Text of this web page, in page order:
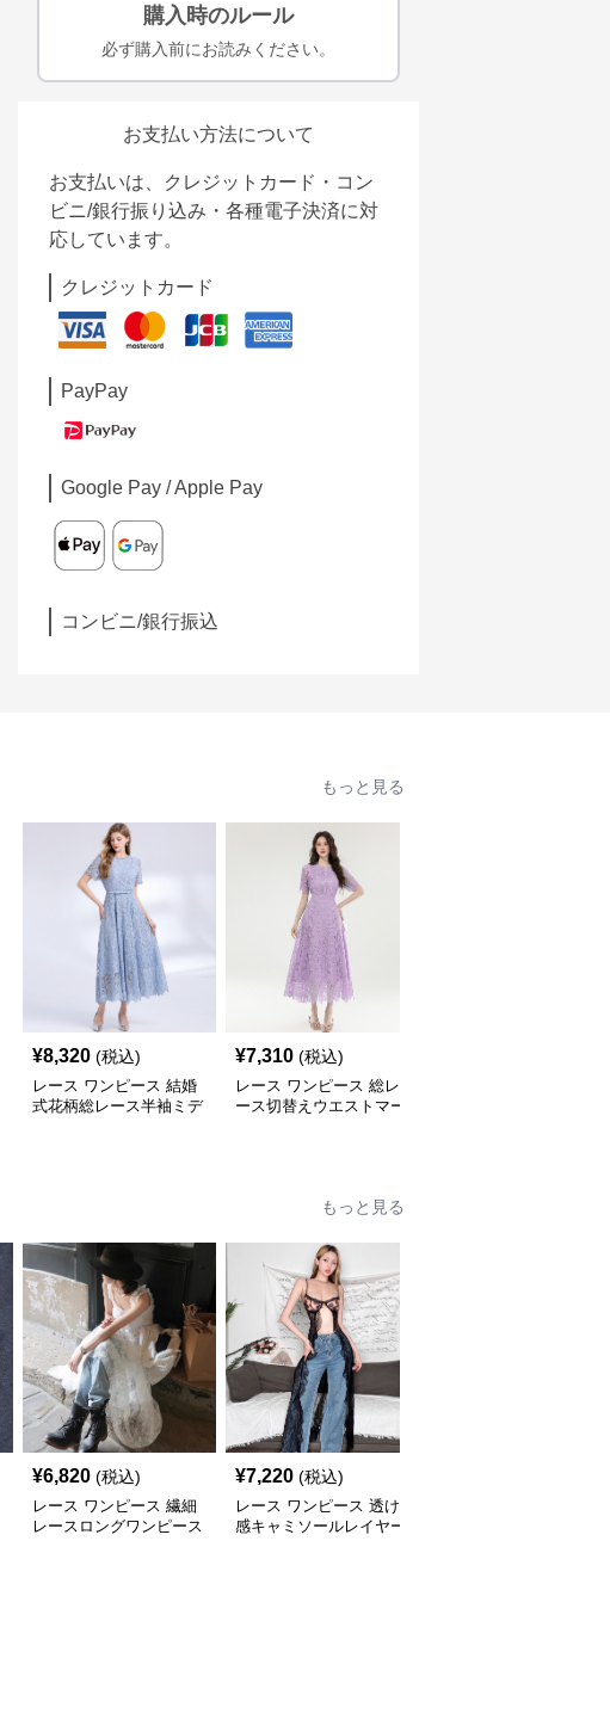
購入時のルール
必ず購入前にお読みください。
お支払い方法について
お支払いは、クレジットカード・コン
ビニ/銀行振り込み・各種電子決済に対
応しています。
クレジットカード
PayPay
Google Pay / Apple Pay
コンビニ/銀行振込
もっと見る
¥8,320 (税込)
レース ワンピース 結婚
式花柄総レース半袖ミデ
¥7,310 (税込)
レース ワンピース 総レ
ース切替えウエストマー
もっと見る
¥6,820 (税込)
レース ワンピース 繊細
レースロングワンピース
¥7,220 (税込)
レース ワンピース 透け
感キャミソールレイヤー